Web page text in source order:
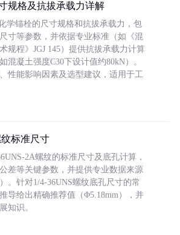
规格及抗拔承载力详解
学锚栓的尺寸规格和抗拔承载力，包
寸等参数，并依据专业标准（如《混
规程》JGJ 145）提供抗拔承载力计算
混凝土强度C30下设计值约80kN）。
性能影响因素及选型建议，适用于工
纹标准尺寸
2A螺纹的标准尺寸及底孔计算，
差等关键参数，并提供专业数据来源
。针对1/4-36UNS螺纹底孔尺寸的常
导给出精确推荐值（Φ5.18mm），并
知识。